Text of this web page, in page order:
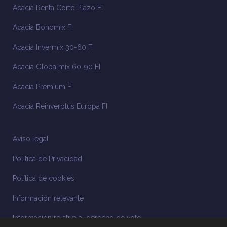
Acacia Renta Corto Plazo FI
Acacia Bonomix FI
Acacia Invermix 30-60 FI
Acacia Globalmix 60-90 FI
Acacia Premium FI
Acacia Reinverplus Europa FI
Aviso legal
Política de Privacidad
Política de cookies
Información relevante
Información relativa al derecho de voto